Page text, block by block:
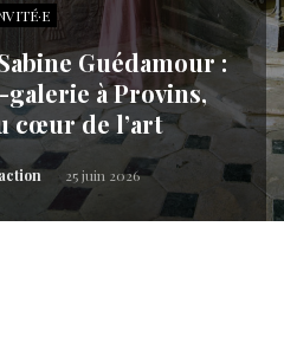
Guédamour :
galerie à Provins,
cœur de l’art
25 juin 2026